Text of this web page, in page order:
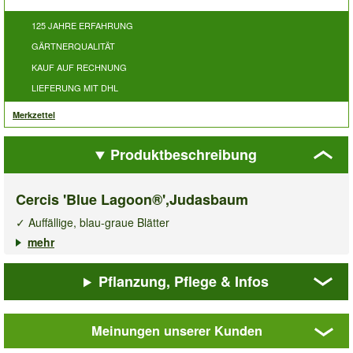
125 JAHRE ERFAHRUNG
GÄRTNERQUALITÄT
KAUF AUF RECHNUNG
LIEFERUNG MIT DHL
Merkzettel
Produktbeschreibung
Cercis 'Blue Lagoon®',Judasbaum
✓ Auffällige, blau-graue Blätter
✓ Erinnert an Eukalyptus
Cercis 'Blue Lagoon®'ist ein wunderschöner Strauch oder
kleiner Baum, der eine attraktive Kombination aus Farbe und
Form bietet. Die herzförmigen Blätter erscheinen in einem
auffälligen blau-grauen Farbton, ähnlich wie Eukalyptus. Junge
Triebe zeigen eine tiefrote Farbe, die sich schön vom älteren
mehr
Pflanzung, Pflege & Infos
Meinungen unserer Kunden
Cercis